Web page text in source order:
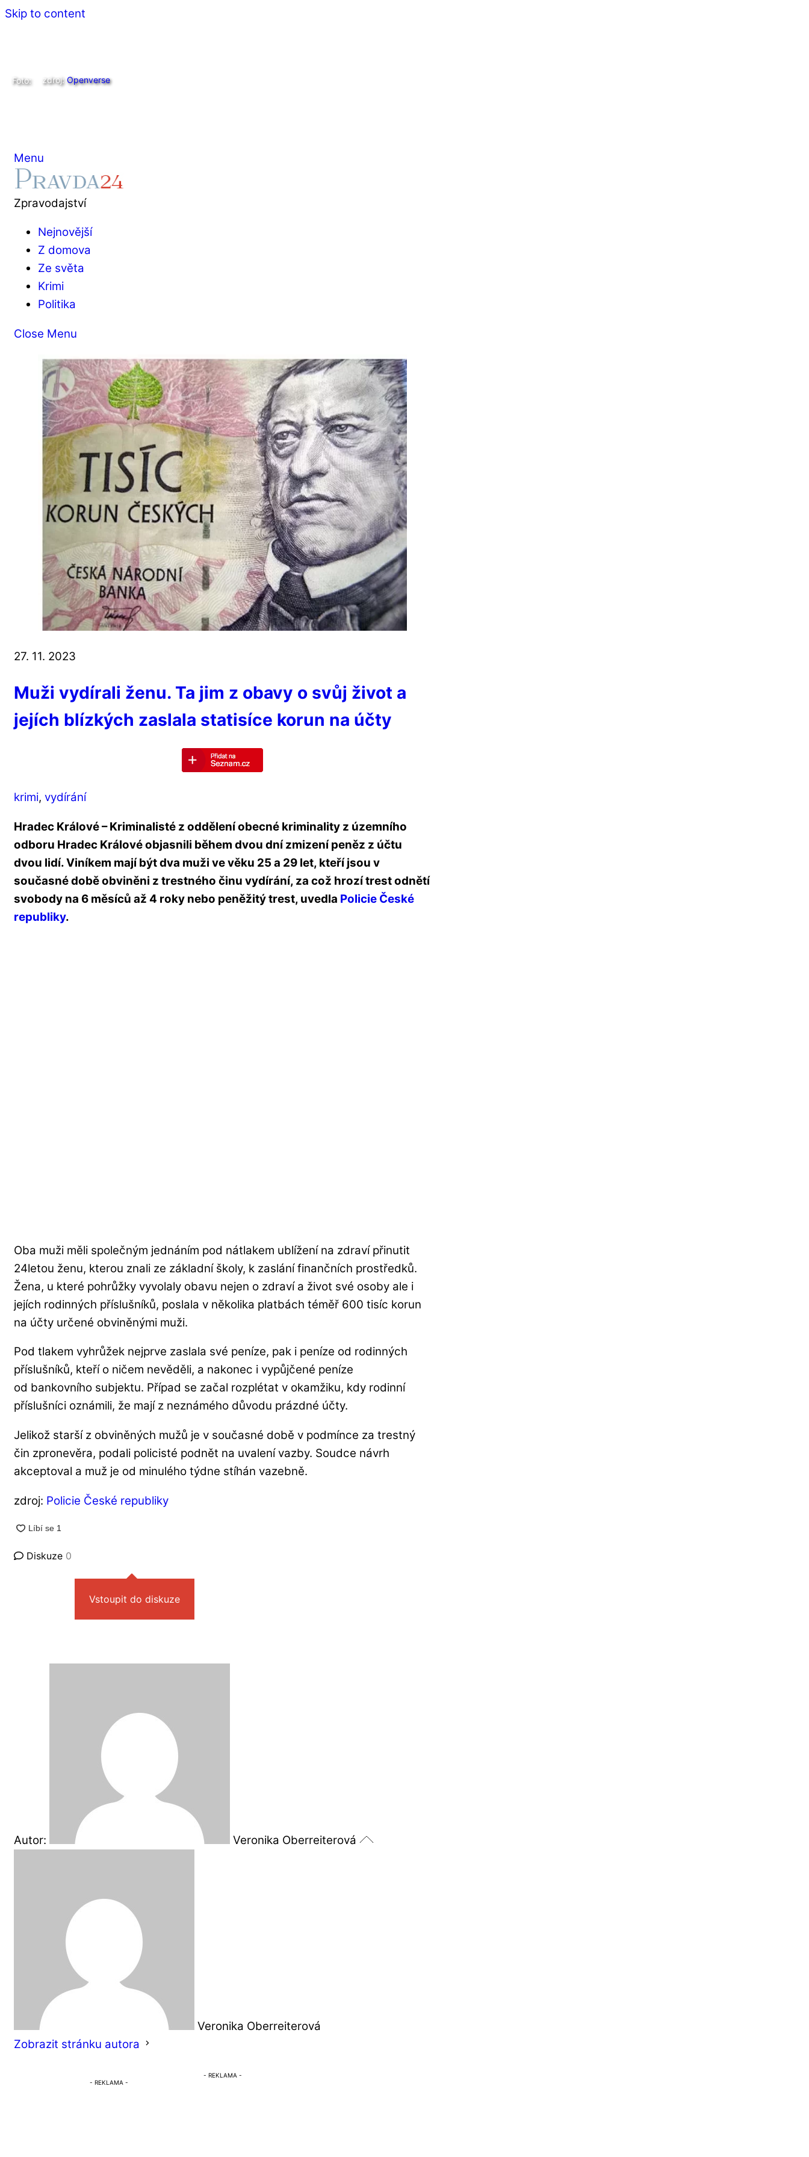
Skip to content
Menu
Zpravodajství
Nejnovější
Z domova
Ze světa
Krimi
Politika
Close Menu
27. 11. 2023
Muži vydírali ženu. Ta jim z obavy o svůj život a
jejích blízkých zaslala statisíce korun na účty
krimi, vydírání
Hradec Králové – Kriminalisté z oddělení obecné kriminality z územního
odboru Hradec Králové objasnili během dvou dní zmizení peněz z účtu
dvou lidí. Viníkem mají být dva muži ve věku 25 a 29 let, kteří jsou v
současné době obviněni z trestného činu vydírání, za což hrozí trest odnětí
svobody na 6 měsíců až 4 roky nebo peněžitý trest, uvedla Policie České
republiky.
Oba muži měli společným jednáním pod nátlakem ublížení na zdraví přinutit
24letou ženu, kterou znali ze základní školy, k zaslání finančních prostředků.
Žena, u které pohrůžky vyvolaly obavu nejen o zdraví a život své osoby ale i
jejích rodinných příslušníků, poslala v několika platbách téměř 600 tisíc korun
na účty určené obviněnými muži.
Pod tlakem vyhrůžek nejprve zaslala své peníze, pak i peníze od rodinných
příslušníků, kteří o ničem nevěděli, a nakonec i vypůjčené peníze
od bankovního subjektu. Případ se začal rozplétat v okamžiku, kdy rodinní
příslušníci oznámili, že mají z neznámého důvodu prázdné účty.
Jelikož starší z obviněných mužů je v současné době v podmínce za trestný
čin zpronevěra, podali policisté podnět na uvalení vazby. Soudce návrh
akceptoval a muž je od minulého týdne stíhán vazebně.
zdroj: Policie České republiky
Diskuze 0
Vstoupit do diskuze
Autor: Veronika Oberreiterová
Veronika Oberreiterová
Zobrazit stránku autora
zdroj:Openverse
Foto: